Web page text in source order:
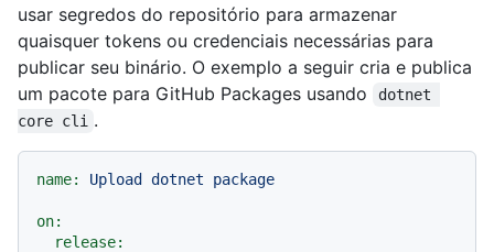
usar segredos do repositório para armazenar
quaisquer tokens ou credenciais necessárias para
publicar seu binário. O exemplo a seguir cria e publica
um pacote para GitHub Packages usando
dotnet
core cli .
name: Upload dotnet package
on:
release: